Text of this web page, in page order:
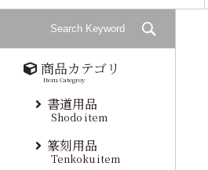
商品カテゴリ
Item Categroy
書道用品
Shodo item
篆刻用品
Tenkoku item